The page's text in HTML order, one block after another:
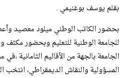
بقلم يوسف بوغنيمي .
بحضور الكاتب الوطني ميلود معصيد
للجامعة الوطنية للتعليم وبحضور مكثف
الجامعة بالجهة من الأقاليم الثامانية
المسؤولية والنقاش الديمقراطي، انتخب